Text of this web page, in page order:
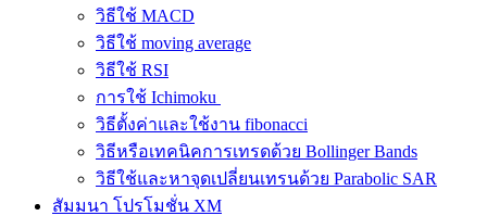
วิธีใช้ MACD
วิธีใช้ moving average
วิธีใช้ RSI
การใช้ Ichimoku
วิธีตั้งค่าและใช้งาน fibonacci
วิธีหรือเทคนิคการเทรดด้วย Bollinger Bands
วิธีใช้และหาจุดเปลี่ยนเทรนด้วย Parabolic SAR
สัมมนา โปรโมชั่น XM